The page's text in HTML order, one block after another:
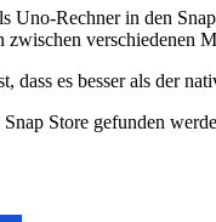
Uno-Rechner in den
verschiedenen
dass es besser als der
Store gefunden